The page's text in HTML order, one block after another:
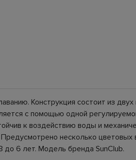
Конструкция состоит из
с помощью одной
к воздействию воды и
несколько цветовых
до 6 лет. Модель бренда SunClub.